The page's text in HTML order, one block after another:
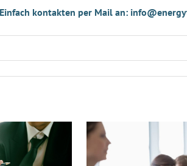
kontakten per Mail an: